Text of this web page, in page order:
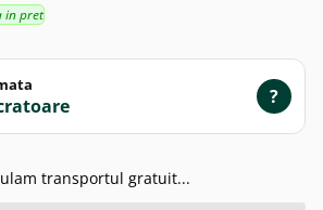
in pret
?
transportul gratuit...